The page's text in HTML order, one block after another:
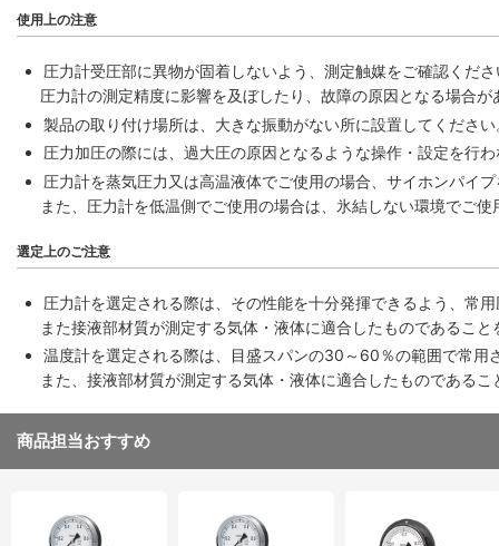
使用上の注意
圧力計受圧部に異物が固着しないよう、測定触媒をご確認くださ
圧力計の測定精度に影響を及ぼしたり、故障の原因となる場合が
製品の取り付け場所は、大きな振動がない所に設置してくださ
圧力加圧の際には、過大圧の原因となるような操作・設定を行
圧力計を蒸気圧力又は高温液体でご使用の場合、サイホンパイ
また、圧力計を低温側でご使用の場合は、氷結しない環境でご使
選定上のご注意
圧力計を選定される際は、その性能を十分発揮できるよう、常
また接液部材質が測定する気体・液体に適合したものであるこ
温度計を選定される際は、目盛スパンの30～60％の範囲で常用
また、接液部材質が測定する気体・液体に適合したものである
商品担当おすすめ